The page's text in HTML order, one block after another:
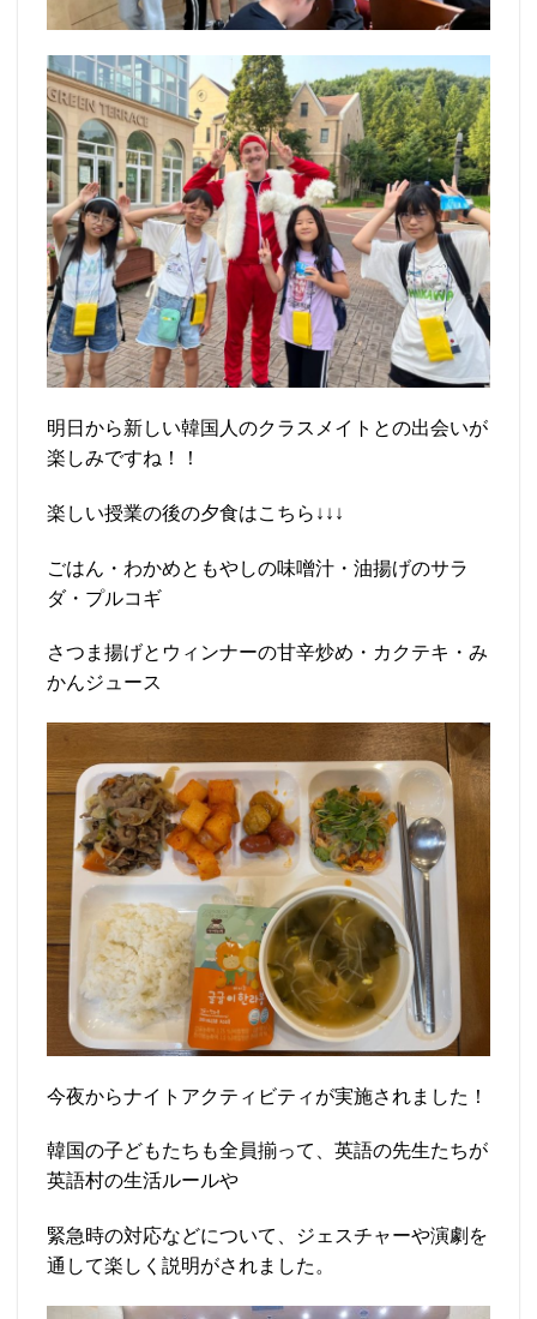
明日から新しい韓国人のクラスメイトとの出会いが
楽しみですね！！
楽しい授業の後の夕食はこちら↓↓↓
ごはん・わかめともやしの味噌汁・油揚げのサラ
ダ・プルコギ
さつま揚げとウィンナーの甘辛炒め・カクテキ・み
かんジュース
今夜からナイトアクティビティが実施されました！
韓国の子どもたちも全員揃って、英語の先生たちが
英語村の生活ルールや
緊急時の対応などについて、ジェスチャーや演劇を
通して楽しく説明がされました。